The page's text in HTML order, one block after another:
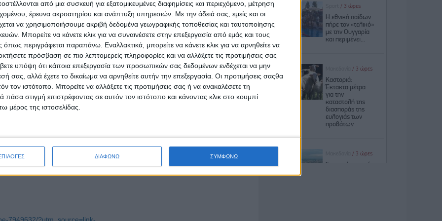
από μια συσκευή για εξατομικευμένες διαφημίσεις και περιεχόμενο, μέτρηση
έρευνα ακροατηρίου και ανάπτυξη υπηρεσιών. Με την άδειά σας, εμείς και οι
να χρησιμοποιήσουμε ακριβή δεδομένα γεωγραφικής τοποθεσίας και ταυτοποίησης
Μπορείτε να κάνετε κλικ για να συναινέσετε στην επεξεργασία από εμάς και τους
περιγράφεται παραπάνω. Εναλλακτικά, μπορείτε να κάνετε κλικ για να αρνηθείτε να
πρόσβαση σε πιο λεπτομερείς πληροφορίες και να αλλάξετε τις προτιμήσεις σας
υπόψη ότι κάποια επεξεργασία των προσωπικών σας δεδομένων ενδέχεται να μην
σας, αλλά έχετε το δικαίωμα να αρνηθείτε αυτήν την επεξεργασία. Οι προτιμήσεις σαςθα
τον ιστότοπο. Μπορείτε να αλλάξετε τις προτιμήσεις σας ή να ανακαλέσετε τη
στιγμή επιστρέφοντας σε αυτόν τον ιστότοπο και κάνοντας κλικ στο κουμπί
μέρος της ιστοσελίδας.
ΔΙΑΦΩΝΩ ΣΥΜΦΩΝΩ
επιδημιολογική επιτήρηση προτείνοντας ως αντάλλαγμα να δει με θετικό
την ίδια ώρα που το Δ.Σ. του ΕΟΠΥΥ πήρε απόφαση να μετακυλήσει το claw
εταιρίες στα φαρμακεία και η Ν.Δ., αντί να επιβραβεύσει τις προσπάθειες
εκτός της Περιφερειακής Ενότητας Αχαΐας, θα διανέμουν τρία self-
και δευτεροβάθμιας εκπαίδευσης και νέους 18-30 ετών.
τεστ στην εκπαιδευτική κοινότητα θα γίνει απευθείας από τις σχολικές
χρειάζεται να υποβάλλονται σε υποχρεωτικό self-test, σύμφωνα με τον
σε στοχευμένες ομάδες εξαιτίας και του υψηλότερου εμβολιασμού και του